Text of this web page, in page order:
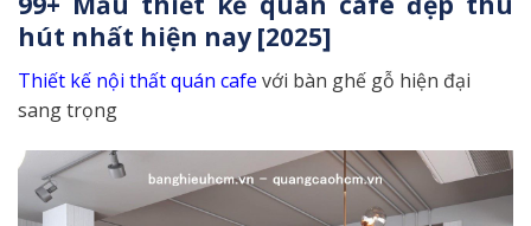
hút nhất hiện nay [2025]
Thiết kế nội thất quán cafe với bàn ghế gỗ hiện đại
sang trọng